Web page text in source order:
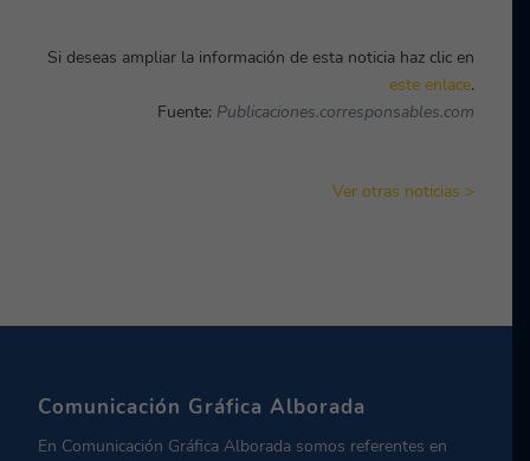
Si deseas ampliar la información de esta noticia haz clic en
este enlace.
Fuente: Publicaciones.corresponsables.com
Ver otras noticias >
Comunicación Gráfica Alborada
En Comunicación Gráfica Alborada somos referentes en